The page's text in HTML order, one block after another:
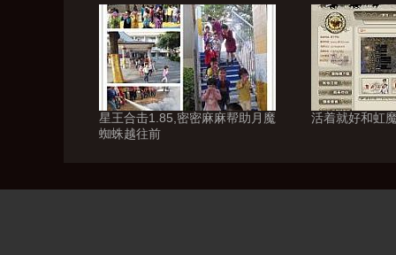
星王合击1.85,密密麻麻帮助月魔
蜘蛛越往前
活着就好和虹